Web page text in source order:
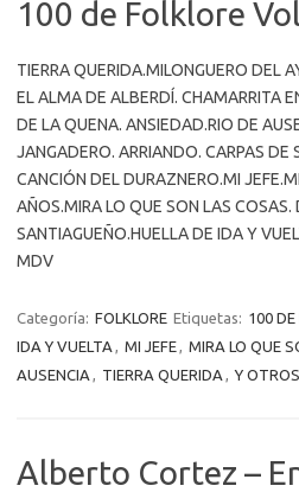
100 de Folklore
TIERRA QUERIDA.MILONGUERO DEL
EL ALMA DE ALBERDÍ. CHAMARRITA
DE LA QUENA. ANSIEDAD.RIO DE
JANGADERO. ARRIANDO. CARPAS DE
CANCIÓN DEL DURAZNERO.MI
AÑOS.MIRA LO QUE SON LAS COSAS.
SANTIAGUEÑO.HUELLA DE IDA Y
MDV
Categoría: FOLKLORE Etiquetas: 100 DE
IDA Y VUELTA , MI JEFE, MIRA LO QUE
AUSENCIA , TIERRA QUERIDA , Y
Alberto Cortez –